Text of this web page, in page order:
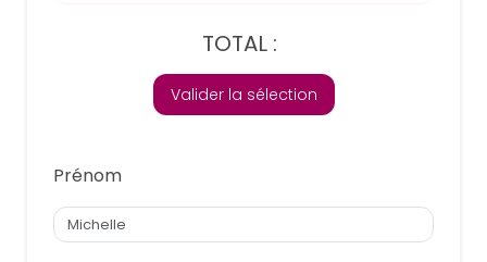
TOTAL :
Valider la sélection
Prénom